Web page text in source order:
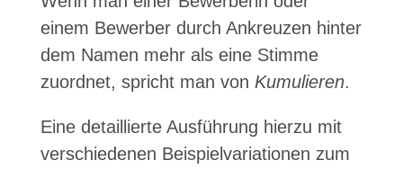
einem Bewerber durch Ankreuzen hinter
dem Namen mehr als eine Stimme
zuordnet, spricht man von Kumulieren.
Eine detaillierte Ausführung hierzu mit
verschiedenen Beispielvariationen zum